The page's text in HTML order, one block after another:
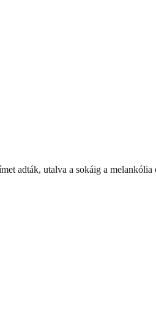
adták, utalva a sokáig a melankólia